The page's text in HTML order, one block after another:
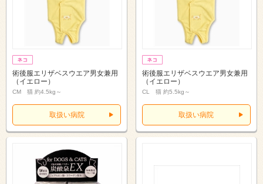
術後服エリザベスウエア男女兼用
（イエロー）
CM 猫 約4.5kg～
取扱い病院
術後服エリザベスウエア男女兼用
（イエロー）
CL 猫 約5.5kg～
取扱い病院